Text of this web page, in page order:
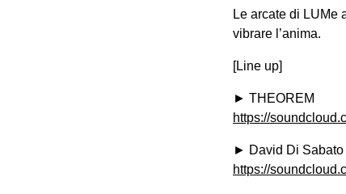
Le arcate di LUMe
vibrare l’anima.
[Line up]
► THEOREM
https://
► David Di Sabato
https://